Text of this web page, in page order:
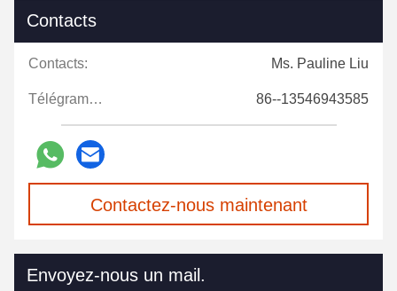
Contacts
Contacts: Ms. Pauline Liu
Télégramme: 86--13546943585
Contactez-nous maintenant
Envoyez-nous un mail.